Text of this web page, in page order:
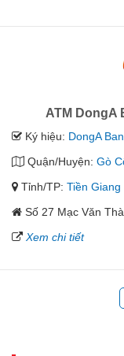
ATM DongA
Ký hiệu: DongA
Quận/Huyện: Gò
Tỉnh/TP: Tiền Giang
Số 27 Mạc Văn
Xem chi tiết